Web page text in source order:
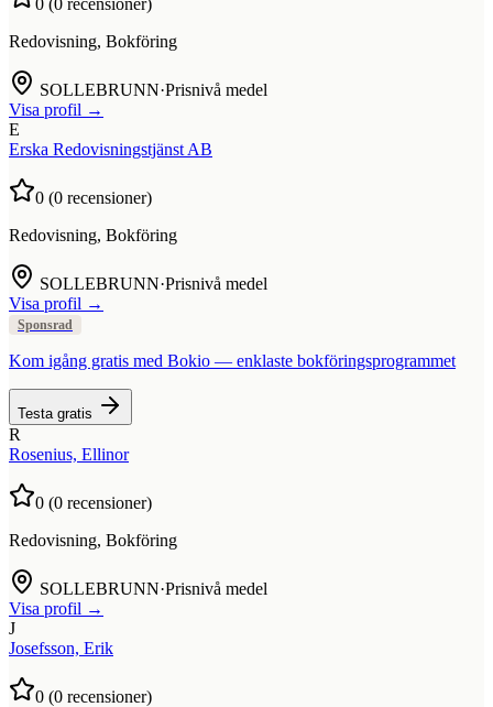
Redovisning, Bokföring
SOLLEBRUNN·Prisnivå medel
Visa profil →
E
Erska Redovisningstjänst AB
0 (0 recensioner)
Redovisning, Bokföring
SOLLEBRUNN·Prisnivå medel
Visa profil →
Sponsrad
Kom igång gratis med Bokio — enklaste bokföringsprogrammet
Testa gratis
R
Rosenius, Ellinor
0 (0 recensioner)
Redovisning, Bokföring
SOLLEBRUNN·Prisnivå medel
Visa profil →
J
Josefsson, Erik
0 (0 recensioner)